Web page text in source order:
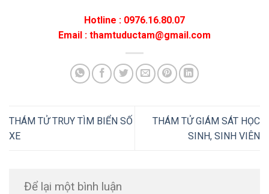
Hotline : 0976.16.80.07
Email : thamtuductam@gmail.com
THÁM TỬ TRUY TÌM BIỂN SỐ
XE
THÁM TỬ GIÁM SÁT HỌC
SINH, SINH VIÊN
Để lại một bình luận